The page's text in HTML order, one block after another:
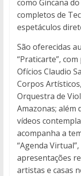
como Gincana
completos de
espetáculos
São oferecidas
“Praticarte”,
Ofícios Claudio
Corpos
Orquestra de
Amazonas; além
vídeos
acompanha a
“Agenda
apresentações
artistas e casas